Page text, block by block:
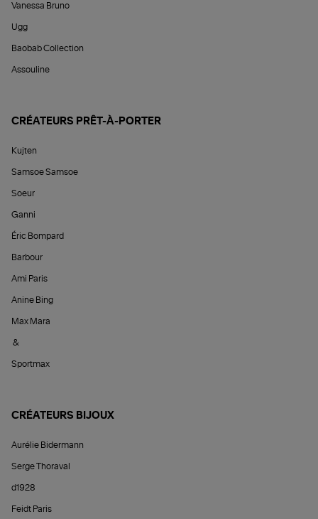
Vanessa Bruno
Ugg
Baobab Collection
Assouline
CRÉATEURS PRÊT-À-PORTER
Kujten
Samsoe Samsoe
Soeur
Ganni
Éric Bompard
Barbour
Ami Paris
Anine Bing
Max Mara
&
Sportmax
CRÉATEURS BIJOUX
Aurélie Bidermann
Serge Thoraval
d1928
Feidt Paris